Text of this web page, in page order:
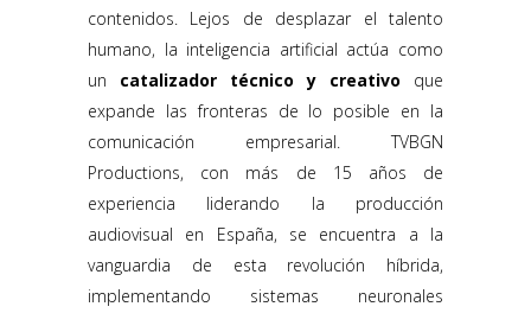
contenidos. Lejos de desplazar el talento
humano, la inteligencia artificial actúa como
un catalizador técnico y creativo que
expande las fronteras de lo posible en la
comunicación empresarial. TVBGN
Productions, con más de 15 años de
experiencia liderando la producción
audiovisual en España, se encuentra a la
vanguardia de esta revolución híbrida,
implementando sistemas neuronales